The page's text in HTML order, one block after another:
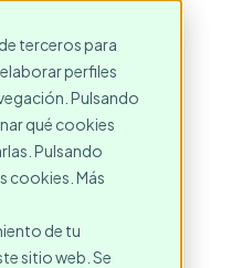
terceros para
perfiles
Pulsando
qué cookies
Pulsando
cookies. Más
de tu
sitio web. Se